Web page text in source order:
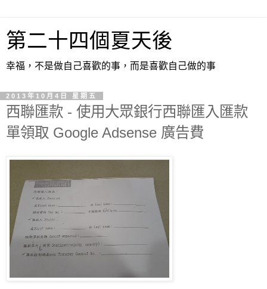
第二十四個夏天後
幸福，不是做自己喜歡的事，而是喜歡自己做的事
2013年10月4日 星期五
西聯匯款 - 使用大眾銀行西聯匯入匯款
單領取 Google Adsense 廣告費